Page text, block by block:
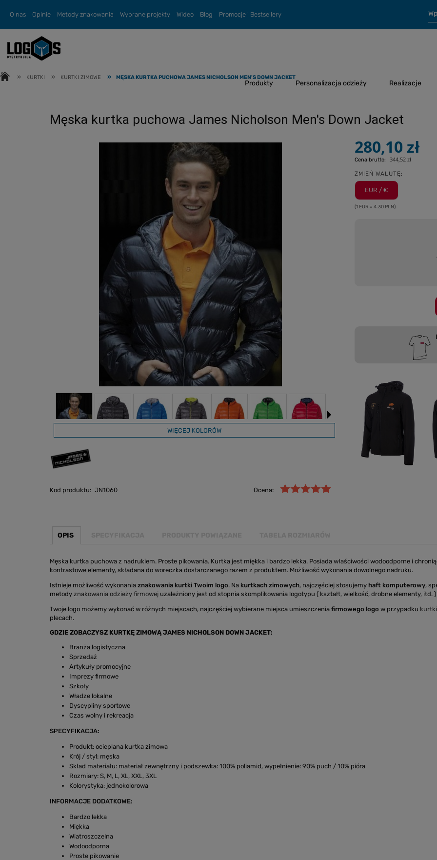
O nas Opinie Metody znakowania Wybrane projekty Wideo Blog Promocje i Bestsellery
Produkty Personalizacja odzieży Realizacje
» KURTKI » KURTKI ZIMOWE » MĘSKA KURTKA PUCHOWA JAMES NICHOLSON MEN'S DOWN JACKET
Męska kurtka puchowa James Nicholson Men's Down Jacket
WIĘCEJ KOLORÓW
Kod produktu: JN1060 Ocena:
280,10 zł
Cena brutto: 344,52 zł
ZMIEŃ WALUTĘ:
EUR / €
(1 EUR = 4.30 PLN)
OPIS
Męska kurtka puchowa z nadrukiem. Proste pikowania. Kurtka jest miękka i bardzo lekka. Posiada właściwości wodoodporne i
kontrastowe elementy, składana do woreczka dostarczanego razem z produktem. Możliwość wykonania dowolnego nadruku.
Istnieje możliwość wykonania znakowania kurtki Twoim logo. Na kurtkach zimowych, najczęściej stosujemy haft komputerowy,
metody znakowania odzieży firmowej uzależniony jest od stopnia skomplikowania logotypu ( kształt, wielkość, drobne elementy, itd.
Twoje logo możemy wykonać w różnych miejscach, najczęściej wybierane miejsca umieszczenia firmowego logo w przypadku
plecach.
GDZIE ZOBACZYSZ KURTKĘ ZIMOWĄ JAMES NICHOLSON DOWN JACKET:
Branża logistyczna
Sprzedaż
Artykuły promocyjne
Imprezy firmowe
Szkoły
Władze lokalne
Dyscypliny sportowe
Czas wolny i rekreacja
SPECYFIKACJA:
Produkt: ocieplana kurtka zimowa
Krój / styl: męska
Skład materiału: materiał zewnętrzny i podszewka: 100% poliamid, wypełnienie: 90% puch / 10% pióra
Rozmiary: S, M, L, XL, XXL, 3XL
Kolorystyka: jednokolorowa
INFORMACJE DODATKOWE:
Bardzo lekka
Miękka
Wiatroszczelna
Wodoodporna
Proste pikowanie